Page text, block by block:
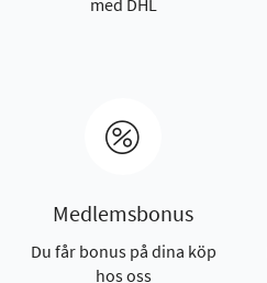
med DHL
Medlemsbonus
Du får bonus på dina köp
hos oss